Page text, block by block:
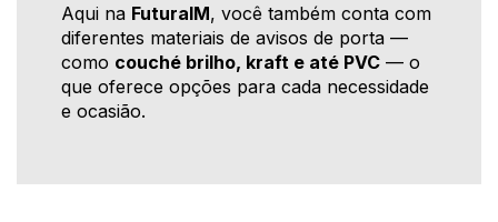
Aqui na FuturaIM, você também conta com
diferentes materiais de avisos de porta —
como couché brilho, kraft e até PVC — o
que oferece opções para cada necessidade
e ocasião.